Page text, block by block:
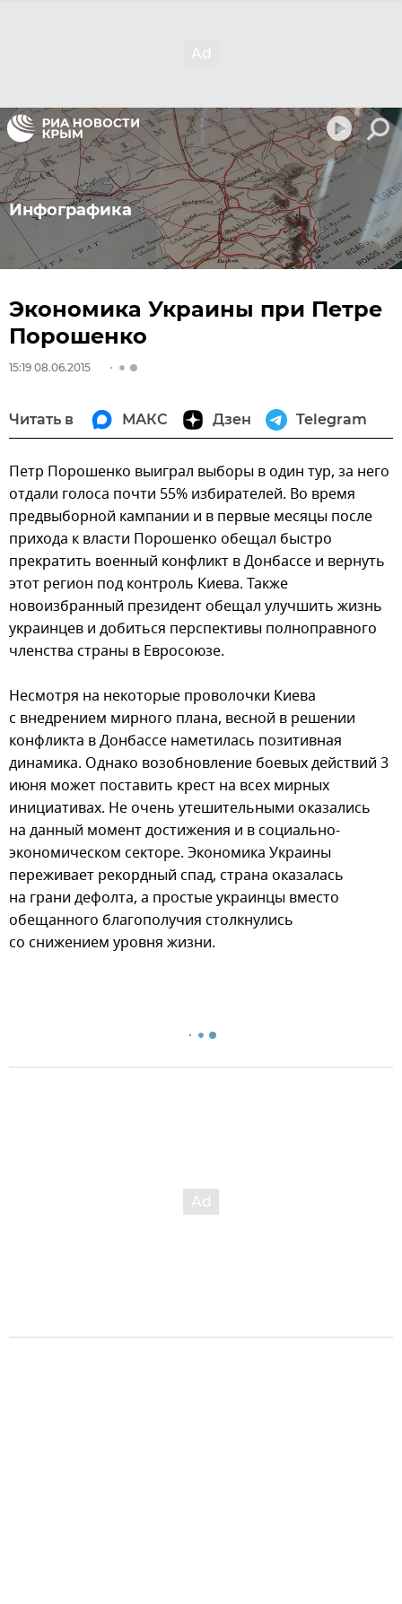
Инфографика
Экономика Украины при Петре
Порошенко
15:19 08.06.2015
Читать в МАКС Дзен Telegram
Петр Порошенко выиграл выборы в один тур, за него
отдали голоса почти 55% избирателей. Во время
предвыборной кампании и в первые месяцы после
прихода к власти Порошенко обещал быстро
прекратить военный конфликт в Донбассе и вернуть
этот регион под контроль Киева. Также
новоизбранный президент обещал улучшить жизнь
украинцев и добиться перспективы полноправного
членства страны в Евросоюзе.
Несмотря на некоторые проволочки Киева
с внедрением мирного плана, весной в решении
конфликта в Донбассе наметилась позитивная
динамика. Однако возобновление боевых действий 3
июня может поставить крест на всех мирных
инициативах. Не очень утешительными оказались
на данный момент достижения и в социально-
экономическом секторе. Экономика Украины
переживает рекордный спад, страна оказалась
на грани дефолта, а простые украинцы вместо
обещанного благополучия столкнулись
со снижением уровня жизни.